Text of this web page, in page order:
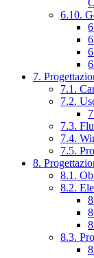
6.10.
7.
7.1.
7.2.
7.3.
7.4.
7.5.
8.
8.1.
8.2.
8.3.